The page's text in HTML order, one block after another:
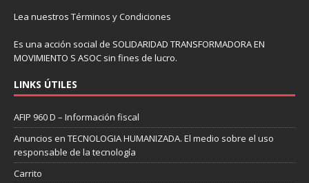
Lea nuestros Términos y Condiciones
Es una acción social de SOLIDARIDAD TRANSFORMADORA EN
MOVIMIENTO S ASOC sin fines de lucro.
LINKS ÚTILES
AFIP 960 D – Información fiscal
Anuncios en TECNOLOGIA HUMANIZADA. El medio sobre el uso
responsable de la tecnología
Carrito